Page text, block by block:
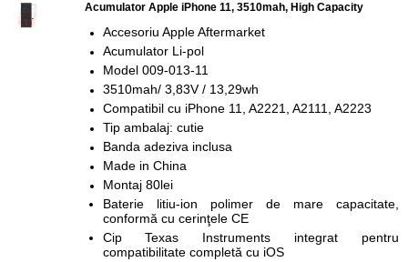
Acumulator Apple iPhone 11, 3510mah, High Capacity
Accesoriu Apple Aftermarket
Acumulator Li-pol
Model 009-013-11
3510mah/ 3,83V / 13,29wh
Compatibil cu iPhone 11, A2221, A2111, A2223
Tip ambalaj: cutie
Banda adeziva inclusa
Made in China
Montaj 80lei
Baterie litiu-ion polimer de mare capacitate,
conformă cu cerinţele CE
Cip Texas Instruments integrat pentru
compatibilitate completă cu iOS